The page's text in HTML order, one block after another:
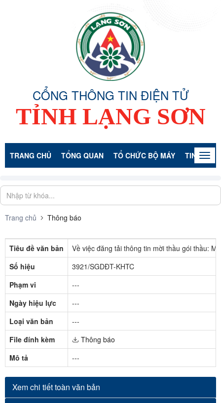
CỔNG THÔNG TIN ĐIỆN TỬ
TỈNH LẠNG SƠN
TRANG CHỦ TỔNG QUAN TỔ CHỨC BỘ MÁY TIN TỨC -
Trang chủ Thông báo
Tiêu đề văn bản
Về việc đăng tải thông tin mời thầu gói thầu:
Số hiệu
3921/SGDĐT-KHTC
Phạm vi
---
Ngày hiệu lực
---
Loại văn bản
---
File đính kèm
Thông báo
Mô tả
---
Xem chi tiết toàn văn bản